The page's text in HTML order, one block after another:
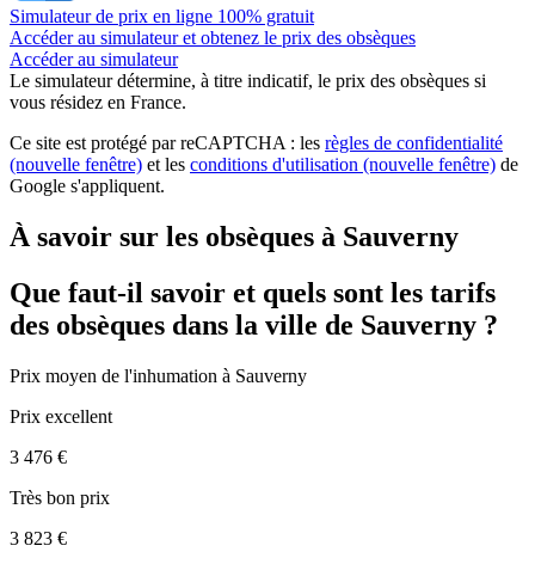
Simulateur de prix en ligne 100% gratuit
Accéder au simulateur et obtenez le prix des obsèques
Accéder au simulateur
Le simulateurdétermine, à titre indicatif, le prix des obsèques si
vous résidez en France.
Ce site est protégé par reCAPTCHA : les règles de confidentialité
(nouvelle fenêtre) et les conditions d'utilisation (nouvelle fenêtre) de
Google s'appliquent.
À savoir sur les obsèques à Sauverny
Que faut-il savoir et quels sont les tarifs
des obsèques dans la ville de Sauverny ?
Prix moyen de l'inhumation à Sauverny
Prix excellent
3 476 €
Très bon prix
3 823 €